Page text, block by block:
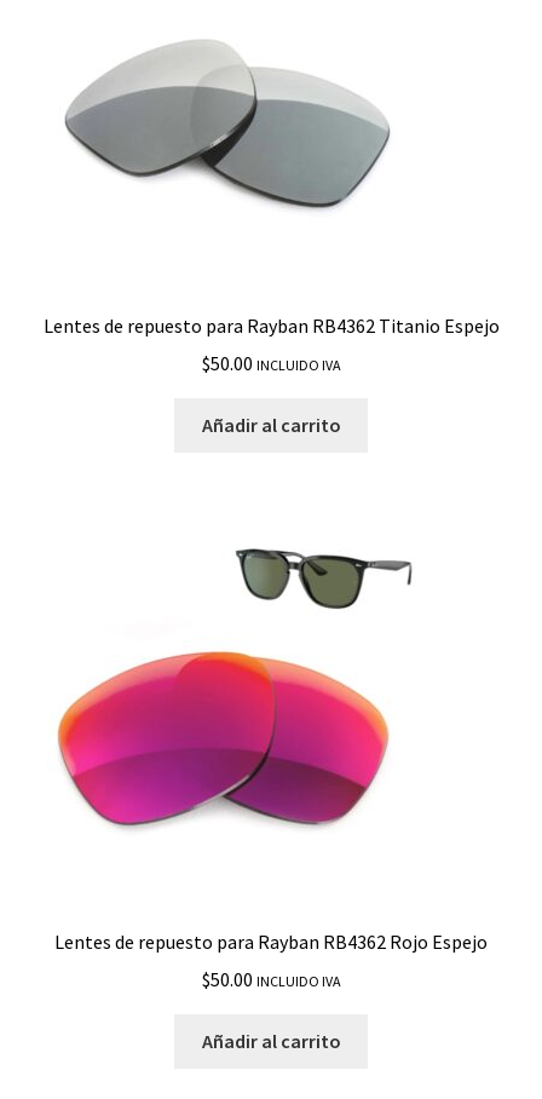
Lentes de repuesto para Rayban RB4362 Titanio Espejo
$50.00 INCLUIDO IVA
Añadir al carrito
Lentes de repuesto para Rayban RB4362 Rojo Espejo
$50.00 INCLUIDO IVA
Añadir al carrito